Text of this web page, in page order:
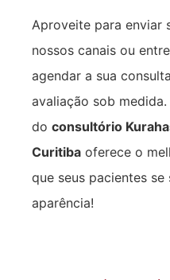
Aproveite para enviar
nossos canais ou
agendar a sua
avaliação sob
do consultório
Curitiba oferece o
que seus pacientes
aparência!